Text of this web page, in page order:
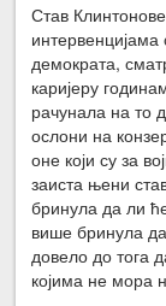
Став
демократа,
каријеру
рачунала на то
ослони на
оне који су за
заиста њени
бринула да ли
више бринула
довело до тога
којима не мора